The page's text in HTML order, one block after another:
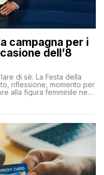
campagna per i
dell’8
di sé. La Festa della
riflessione, momento per
alla figura femminile nella
un messaggio “forte e